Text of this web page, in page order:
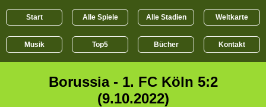
Start Alle Spiele Alle Stadien Weltkarte
Musik Top5 Bücher Kontakt
Borussia - 1. FC Köln 5:2
(9.10.2022)